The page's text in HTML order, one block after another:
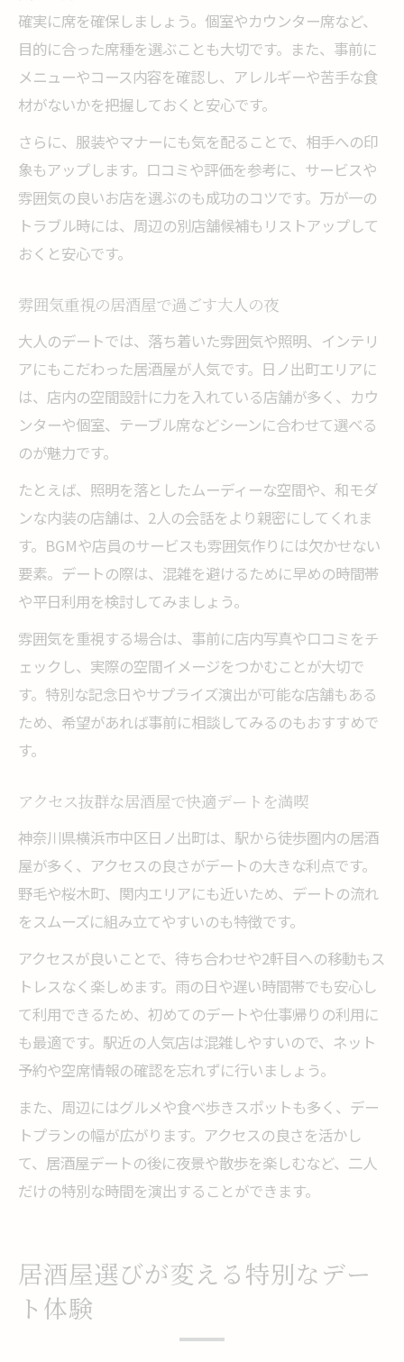
確実に席を確保しましょう。個室やカウンター席など、
目的に合った席種を選ぶことも大切です。また、事前に
メニューやコース内容を確認し、アレルギーや苦手な食
材がないかを把握しておくと安心です。
さらに、服装やマナーにも気を配ることで、相手への印
象もアップします。口コミや評価を参考に、サービスや
雰囲気の良いお店を選ぶのも成功のコツです。万が一の
トラブル時には、周辺の別店舗候補もリストアップして
おくと安心です。
雰囲気重視の居酒屋で過ごす大人の夜
大人のデートでは、落ち着いた雰囲気や照明、インテリ
アにもこだわった居酒屋が人気です。日ノ出町エリアに
は、店内の空間設計に力を入れている店舗が多く、カウ
ンターや個室、テーブル席などシーンに合わせて選べる
のが魅力です。
たとえば、照明を落としたムーディーな空間や、和モダ
ンな内装の店舗は、2人の会話をより親密にしてくれま
す。BGMや店員のサービスも雰囲気作りには欠かせない
要素。デートの際は、混雑を避けるために早めの時間帯
や平日利用を検討してみましょう。
雰囲気を重視する場合は、事前に店内写真や口コミをチ
ェックし、実際の空間イメージをつかむことが大切で
す。特別な記念日やサプライズ演出が可能な店舗もある
ため、希望があれば事前に相談してみるのもおすすめで
す。
アクセス抜群な居酒屋で快適デートを満喫
神奈川県横浜市中区日ノ出町は、駅から徒歩圏内の居酒
屋が多く、アクセスの良さがデートの大きな利点です。
野毛や桜木町、関内エリアにも近いため、デートの流れ
をスムーズに組み立てやすいのも特徴です。
アクセスが良いことで、待ち合わせや2軒目への移動もス
トレスなく楽しめます。雨の日や遅い時間帯でも安心し
て利用できるため、初めてのデートや仕事帰りの利用に
も最適です。駅近の人気店は混雑しやすいので、ネット
予約や空席情報の確認を忘れずに行いましょう。
また、周辺にはグルメや食べ歩きスポットも多く、デー
トプランの幅が広がります。アクセスの良さを活かし
て、居酒屋デートの後に夜景や散歩を楽しむなど、二人
だけの特別な時間を演出することができます。
居酒屋選びが変える特別なデー
ト体験